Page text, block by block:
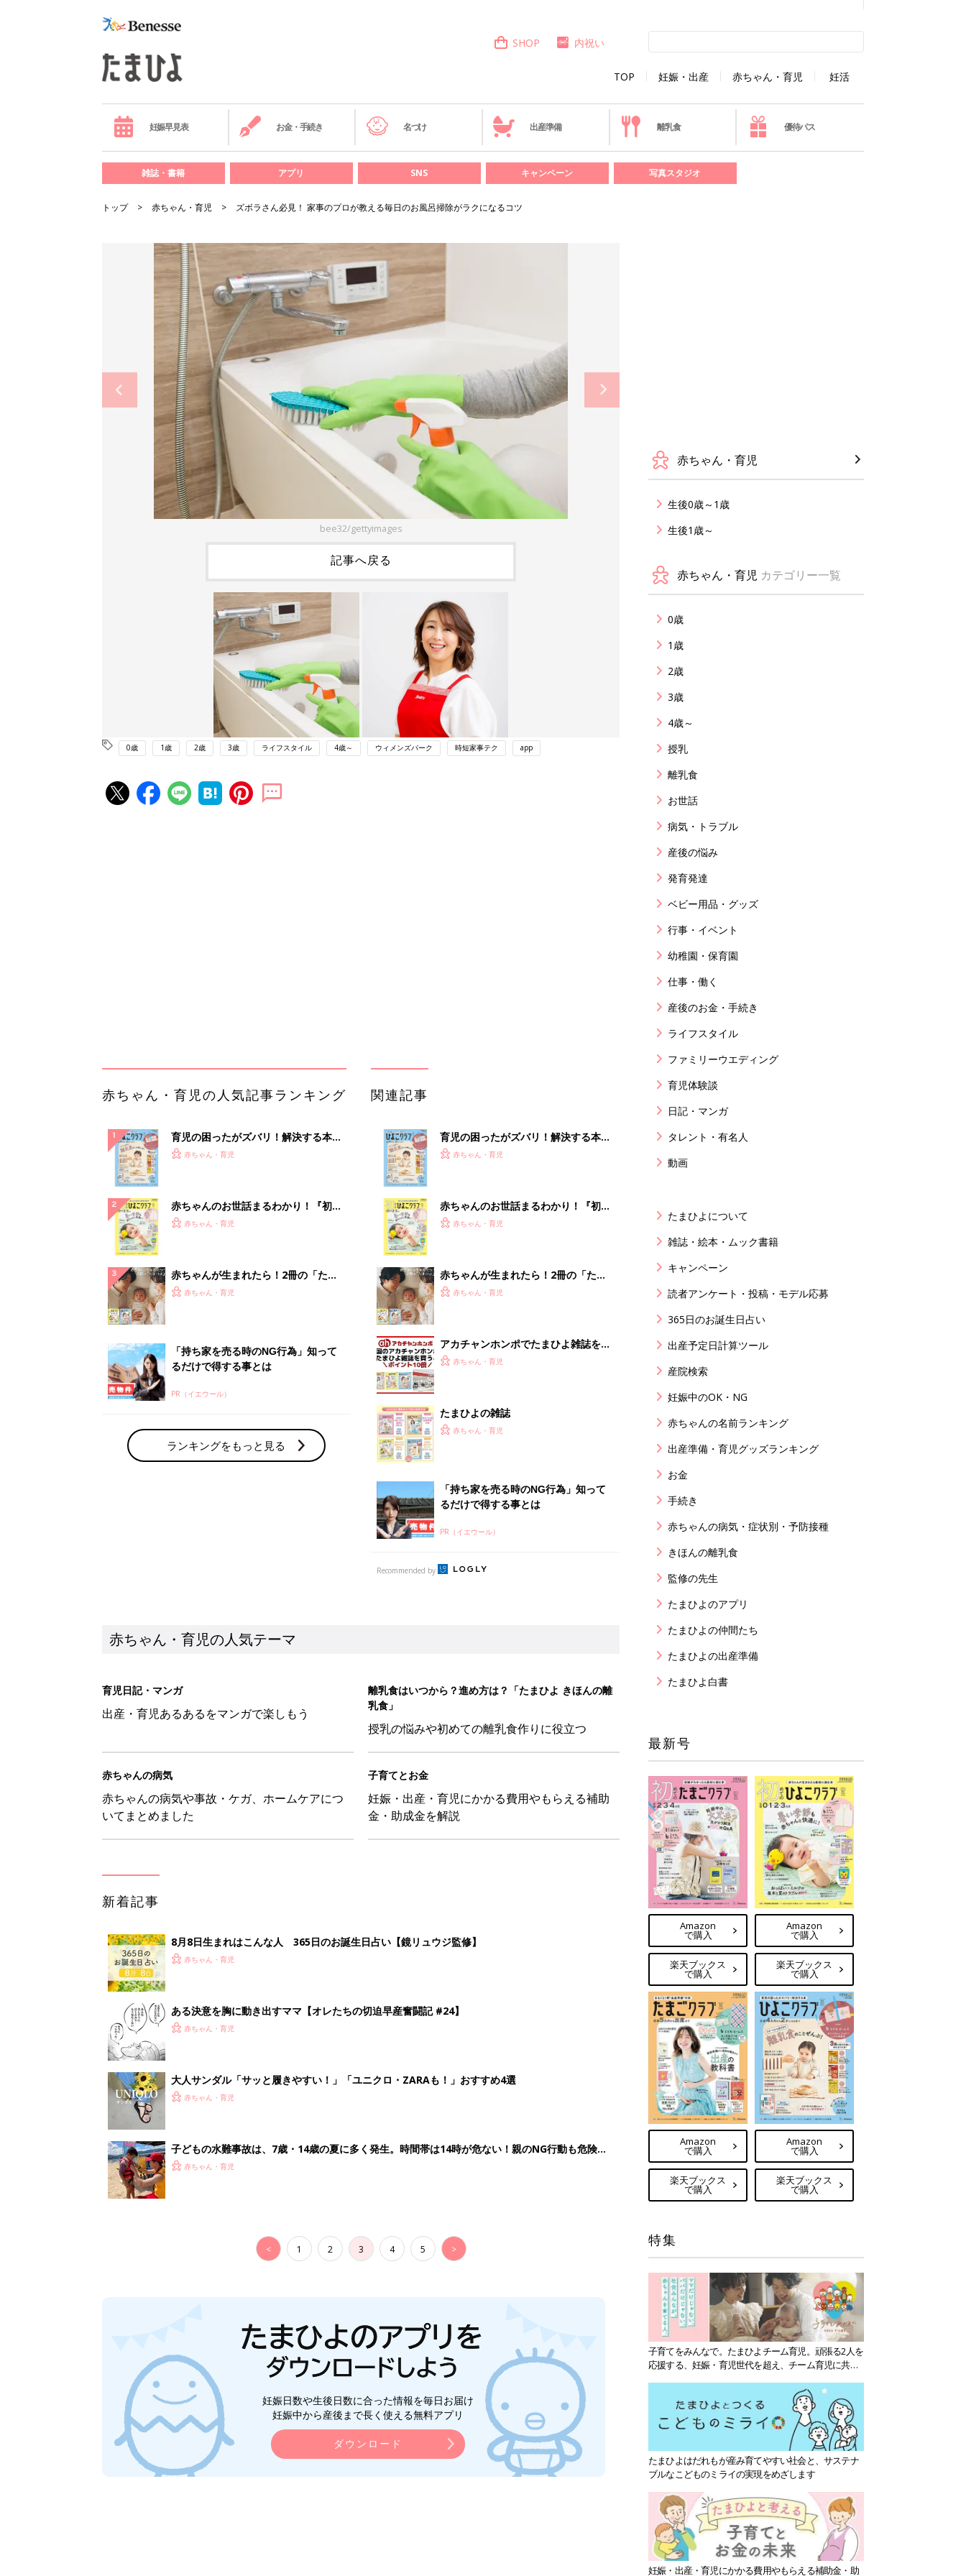
TOP 妊娠・出産 赤ちゃん・育児 妊活
SHOP 内祝い
妊娠早見表 お金・手続き 名づけ 出産準備 離乳食 優待パス
雑誌・書籍 アプリ SNS キャンペーン 写真スタジオ
トップ 赤ちゃん・育児 ズボラさん必見！ 家事のプロが教える毎日のお風呂掃除がラクになるコツ
bee32/gettyimages
記事へ戻る
0歳 1歳 2歳 3歳 ライフスタイル 4歳～ ウィメンズパーク 時短家事テク app
るだけで得する事とは
PR（イエウール）
ランキングをもっと見る
るだけで得する事とは
PR（イエウール）
赤ちゃん・育児の人気テーマ
育児日記・マンガ
離乳食はいつから？進め方は？「たまひよ きほんの離
授乳の悩みや初めての離乳食作りに役立つ
子育てとお金
妊娠・出産・育児にかかる費用やもらえる補助
金・助成金を解説
8月8日生まれはこんな人 365日のお誕生日占い【鏡リュウジ監修】
赤ちゃん・育児
ある決意を胸に動き出すママ【オレたちの切迫早産奮闘記 #24】
赤ちゃん・育児
大人サンダル「サッと履きやすい！」「ユニクロ・ZARAも！」おすすめ4選
< 1 2 3 4 5 >
赤ちゃん・育児
生後0歳～1歳
生後1歳～
赤ちゃん・育児 カテゴリー一覧
0歳
1歳
2歳
3歳
4歳～
授乳
離乳食
お世話
病気・トラブル
産後の悩み
発育発達
ベビー用品・グッズ
行事・イベント
幼稚園・保育園
仕事・働く
産後のお金・手続き
ライフスタイル
ファミリーウエディング
育児体験談
日記・マンガ
タレント・有名人
動画
たまひよについて
雑誌・絵本・ムック書籍
キャンペーン
読者アンケート・投稿・モデル応募
365日のお誕生日占い
出産予定日計算ツール
産院検索
妊娠中のOK・NG
赤ちゃんの名前ランキング
出産準備・育児グッズランキング
お金
手続き
赤ちゃんの病気・症状別・予防接種
きほんの離乳食
監修の先生
たまひよのアプリ
たまひよの仲間たち
たまひよの出産準備
たまひよ白書
最新号
Amazon
で購入
楽天ブックス
で購入
Amazon
で購入
楽天ブックス
で購入
Amazon
で購入
楽天ブックス
で購入
Amazon
で購入
楽天ブックス
で購入
特集
子育てをみんなで。たまひよチーム育児。頑張る2人を
応援する、妊娠・育児世代を超え、チーム育児に共感
たまひよはだれもが産み育てやすい社会と、サステナ
ブルなこどものミライの実現をめざします
妊娠・出産・育児にかかる費用やもらえる補助金・助